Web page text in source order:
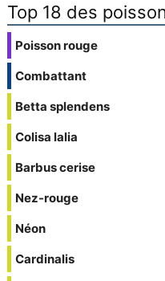
Top 18 des
Poisson rouge
Combattant
Betta splendens
Colisa lalia
Barbus cerise
Nez-rouge
Néon
Cardinalis